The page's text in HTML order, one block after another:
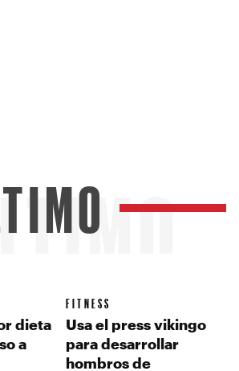
dieta
a
FITNESS
Usa el press vikingo
para desarrollar
hombros de